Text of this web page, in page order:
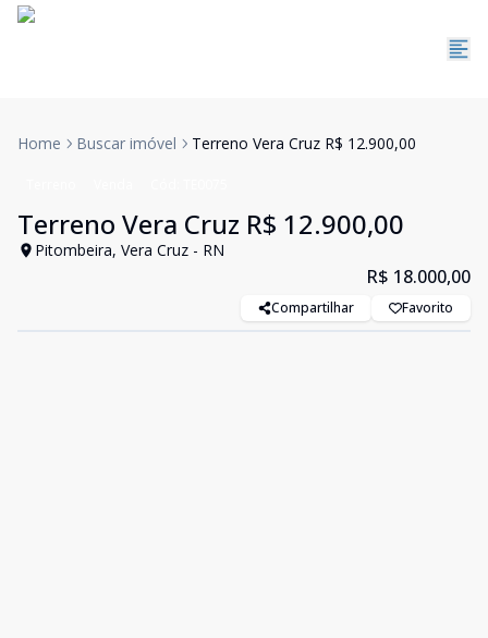
Home Buscar imóvel Terreno Vera Cruz R$ 12.900,00
Terreno Vera Cruz R$ 12.900,00
Pitombeira, Vera Cruz - RN
R$ 18.000,00
Compartilhar Favorito